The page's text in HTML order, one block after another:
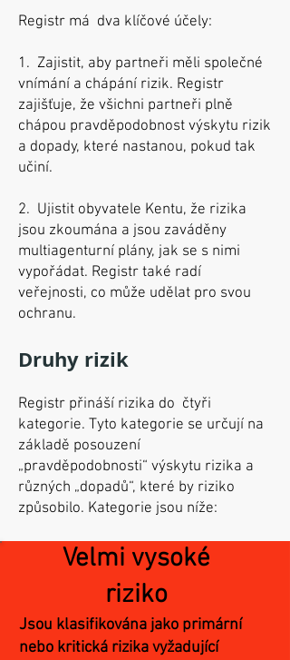
Registr má dva klíčové účely:
1. Zajistit, aby partneři měli společné
vnímání a chápání rizik. Registr
zajišťuje, že všichni partneři plně
chápou pravděpodobnost výskytu rizik
a dopady, které nastanou, pokud tak
učiní.
2. Ujistit obyvatele Kentu, že rizika
jsou zkoumána a jsou zaváděny
multiagenturní plány, jak se s nimi
vypořádat. Registr také radí
veřejnosti, co může udělat pro svou
ochranu.
Druhy rizik
Registr přináší rizika do čtyři
kategorie. Tyto kategorie se určují na
základě posouzení
„pravděpodobnosti“ výskytu rizika a
různých „dopadů“, které by riziko
způsobilo. Kategorie jsou níže:
Velmi vysoké
riziko
Jsou klasifikována jako primární
nebo kritická rizika vyžadující